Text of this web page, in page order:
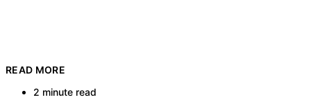
READ MORE
2 minute read